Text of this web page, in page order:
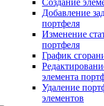
Создание
Добавление
портфеля
Изменение
портфеля
График
элемента
Удаление
элементов